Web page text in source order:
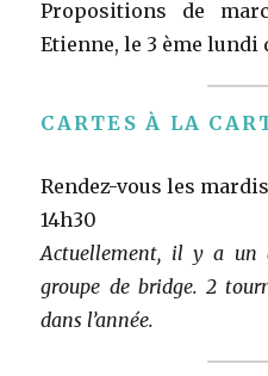
Propositions de
Etienne, le 3 ème lundi
CARTES À LA
Rendez-vous les
14h30
Actuellement, il y a un
groupe de bridge. 2
dans l’année.